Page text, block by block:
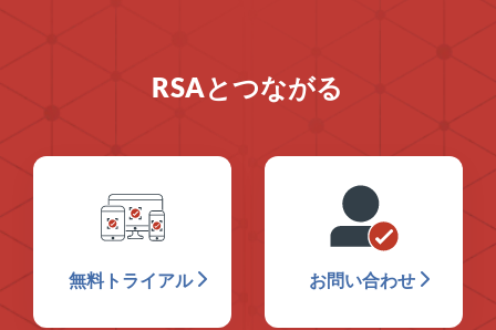
RSAとつながる
無料トライアル お問い合わせ